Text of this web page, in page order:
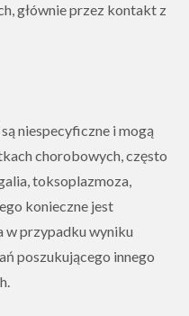
głównie przez kontakt z
niespecyficzne i mogą
chorobowych, często
toksoplazmoza,
konieczne jest
w przypadku wyniku
poszukującego innego